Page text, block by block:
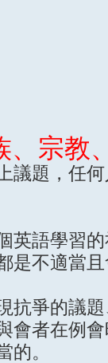
、宗教
議題，任
英語學習
是不適當
抗爭的議
會者在例
的。